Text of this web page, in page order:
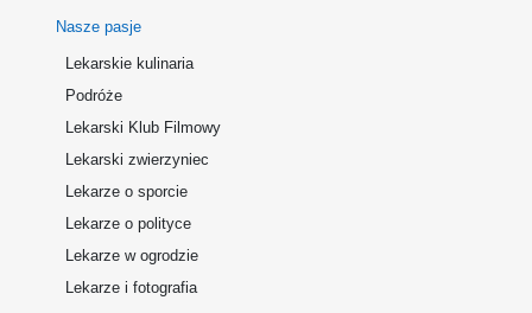
Nasze pasje
Lekarskie kulinaria
Podróże
Lekarski Klub Filmowy
Lekarski zwierzyniec
Lekarze o sporcie
Lekarze o polityce
Lekarze w ogrodzie
Lekarze i fotografia